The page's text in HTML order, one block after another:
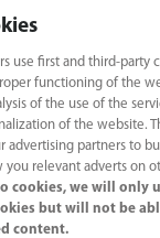
Germany
21 64293
0
use first and third-party
functioning of the
of the use of the
of the website.
advertising partners to
you relevant adverts on
cookies, we will only
but will not be
content.